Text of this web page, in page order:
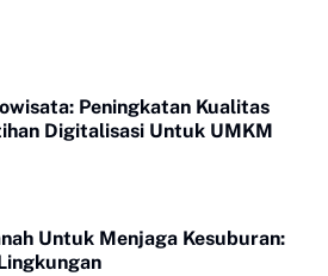
Peningkatan Kualitas
Digitalisasi Untuk UMKM
Untuk Menjaga Kesuburan: